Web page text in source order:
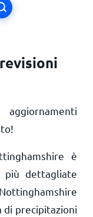
è
più dettagliate
di precipitazioni